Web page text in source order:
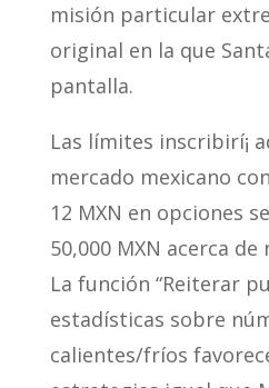
misión particular
original en la que
pantalla.
Las límites inscribirí¡
mercado mexicano
12 MXN en opciones
50,000 MXN acerca
La función “Reiterar
estadísticas sobre
calientes/fríos